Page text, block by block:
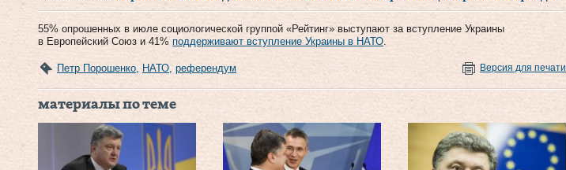
55% опрошенных в июле социологической группой «Рейтинг» выступают за вступление Украины
в Европейский Союз и 41% поддерживают вступление Украины в НАТО.
Петр Порошенко, НАТО, референдум Версия для печати
материалы по теме